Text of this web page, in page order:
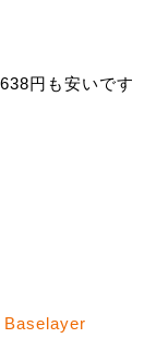
円も安いです